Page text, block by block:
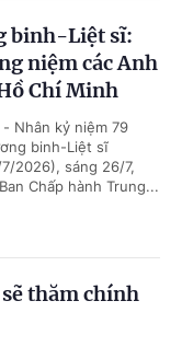
binh-Liệt sĩ:
niệm các Anh
Chí Minh
Nhân kỷ niệm 79
binh-Liệt sĩ
2026), sáng 26/7,
Chấp hành Trung...
thăm chính